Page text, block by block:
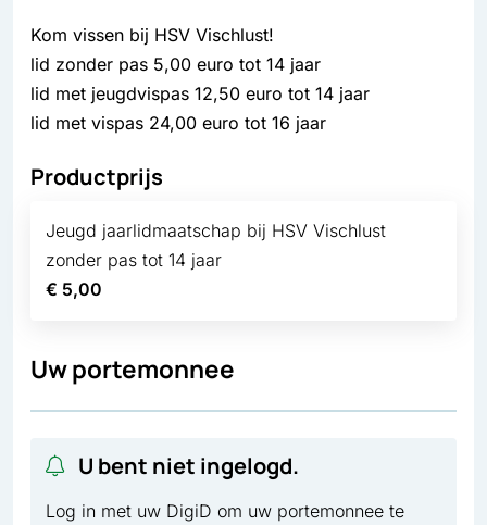
Kom vissen bij HSV Vischlust!
lid zonder pas 5,00 euro tot 14 jaar
lid met jeugdvispas 12,50 euro tot 14 jaar
lid met vispas 24,00 euro tot 16 jaar
Productprijs
Jeugd jaarlidmaatschap bij HSV Vischlust
zonder pas tot 14 jaar
€ 5,00
Uw portemonnee
U bent niet ingelogd.
Log in met uw DigiD om uw portemonnee te